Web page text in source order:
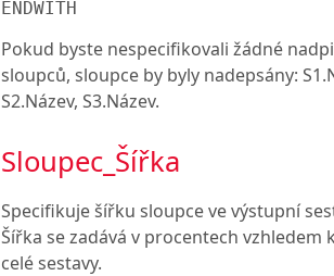
Pokud byste nespecifikovali žádné
sloupců, sloupce by byly nadepsány:
S2.Název, S3.Název.
Sloupec_Šířka
Specifikuje šířku sloupce ve výstupní
Šířka se zadává v procentech vzhledem
celé sestavy.